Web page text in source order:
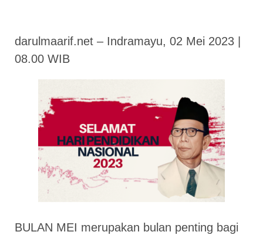
darulmaarif.net – Indramayu, 02 Mei 2023 |
08.00 WIB
BULAN MEI merupakan bulan penting bagi